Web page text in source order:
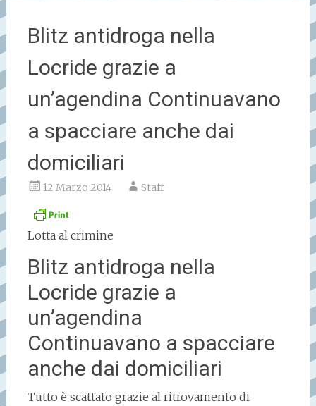
Blitz antidroga nella
Locride grazie a
un’agendina Continuavano
a spacciare anche dai
domiciliari
12 Marzo 2014 Staff
Lotta al crimine
Blitz antidroga nella
Locride grazie a
un’agendina
Continuavano a spacciare
anche dai domiciliari
Tutto è scattato grazie al ritrovamento di